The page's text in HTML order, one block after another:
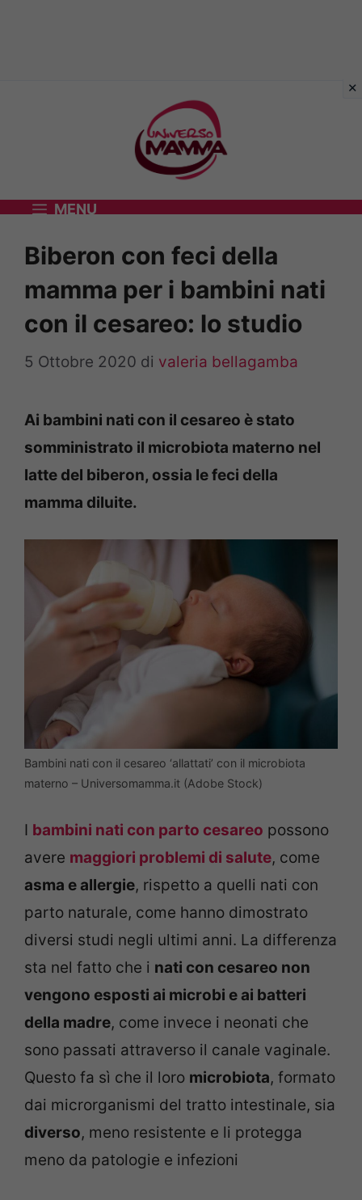
MENU
Biberon con feci della
mamma per i bambini nati
con il cesareo: lo studio
5 Ottobre 2020 di valeria bellagamba
Ai bambini nati con il cesareo è stato
somministrato il microbiota materno nel
latte del biberon, ossia le feci della
mamma diluite.
Bambini nati con il cesareo ‘allattati’ con il microbiota
materno – Universomamma.it (Adobe Stock)
I bambini nati con parto cesareo possono
avere maggiori problemi di salute, come
asma e allergie, rispetto a quelli nati con
parto naturale, come hanno dimostrato
diversi studi negli ultimi anni. La differenza
sta nel fatto che i nati con cesareo non
vengono esposti ai microbi e ai batteri
della madre, come invece i neonati che
sono passati attraverso il canale vaginale.
Questo fa sì che il loro microbiota, formato
dai microrganismi del tratto intestinale, sia
diverso, meno resistente e li protegga
meno da patologie e infezioni